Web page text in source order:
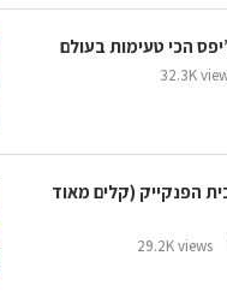
הכי טעימות בעולם
32.3K
הפנקייק (קלים מאוד
29.2K views